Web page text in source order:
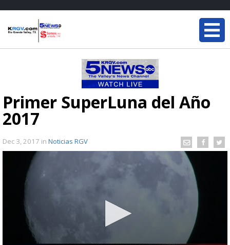
Primer SuperLuna del Año
2017
Dec 3, 2017 in Noticias RGV